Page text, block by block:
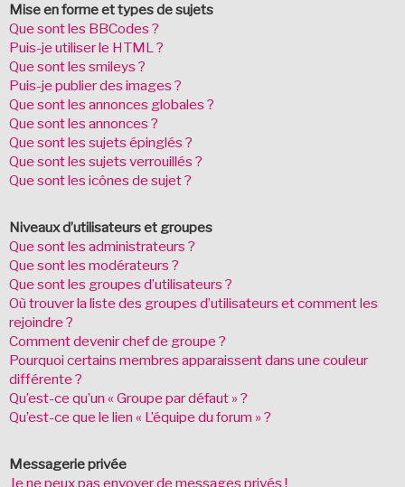
Mise en forme et types de sujets
Que sont les BBCodes ?
Puis-je utiliser le HTML ?
Que sont les smileys ?
Puis-je publier des images ?
Que sont les annonces globales ?
Que sont les annonces ?
Que sont les sujets épinglés ?
Que sont les sujets verrouillés ?
Que sont les icônes de sujet ?
Niveaux d’utilisateurs et groupes
Que sont les administrateurs ?
Que sont les modérateurs ?
Que sont les groupes d’utilisateurs ?
Où trouver la liste des groupes d’utilisateurs et comment les
rejoindre ?
Comment devenir chef de groupe ?
Pourquoi certains membres apparaissent dans une couleur
différente ?
Qu’est-ce qu’un « Groupe par défaut » ?
Qu’est-ce que le lien « L’équipe du forum » ?
Messagerie privée
Je ne peux pas envoyer de messages privés !